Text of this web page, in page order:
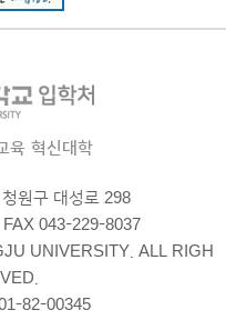
육 혁신대학
원구 대성로 298
FAX 043-229-8037
UNIVERSITY. ALL RIGH
82-00345